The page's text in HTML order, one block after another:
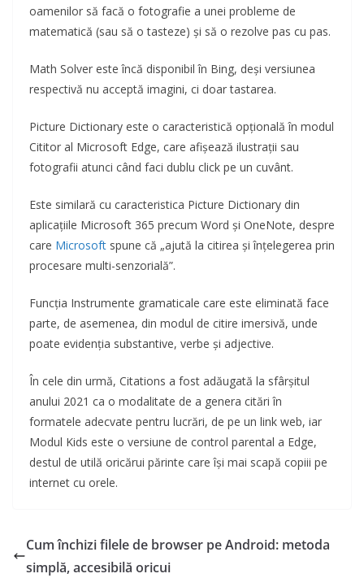
oamenilor să facă o fotografie a unei probleme de
matematică (sau să o tasteze) și să o rezolve pas cu pas.
Math Solver este încă disponibil în Bing, deși versiunea
respectivă nu acceptă imagini, ci doar tastarea.
Picture Dictionary este o caracteristică opțională în modul
Cititor al Microsoft Edge, care afișează ilustrații sau
fotografii atunci când faci dublu click pe un cuvânt.
Este similară cu caracteristica Picture Dictionary din
aplicațiile Microsoft 365 precum Word și OneNote, despre
care Microsoft spune că „ajută la citirea și înțelegerea prin
procesare multi-senzorială”.
Funcția Instrumente gramaticale care este eliminată face
parte, de asemenea, din modul de citire imersivă, unde
poate evidenția substantive, verbe și adjective.
În cele din urmă, Citations a fost adăugată la sfârșitul
anului 2021 ca o modalitate de a genera citări în
formatele adecvate pentru lucrări, de pe un link web, iar
Modul Kids este o versiune de control parental a Edge,
destul de utilă oricărui părinte care își mai scapă copiii pe
internet cu orele.
Cum închizi filele de browser pe Android: metoda
simplă, accesibilă oricui